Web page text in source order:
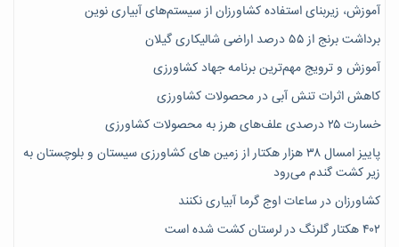
آموزش، زیربنای استفاده کشاورزان از سیستم‌های آبیاری نوین
برداشت برنج از ۵۵ درصد اراضی شالیکاری گیلان
آموزش و ترویج مهم‌ترین برنامه جهاد کشاورزی
کاهش اثرات تنش آبی در محصولات کشاورزی
خسارت ۲۵ درصدی علف‌های هرز به محصولات کشاورزی
پاییز امسال ۳۸ هزار هکتار از زمین های کشاورزی سیستان و بلوچستان به
زیر کشت گندم می‌رود
کشاورزان در ساعات اوج گرما آبیاری نکنند
۴۰۲ هکتار گلرنگ در لرستان کشت شده است